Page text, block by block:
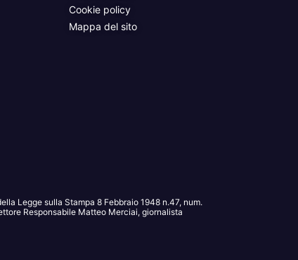
Cookie policy
Mappa del sito
Legge sulla Stampa 8 Febbraio 1948 n.47, num.
Responsabile Matteo Merciai, giornalista